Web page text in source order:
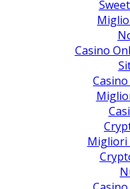
Casino
Migliori